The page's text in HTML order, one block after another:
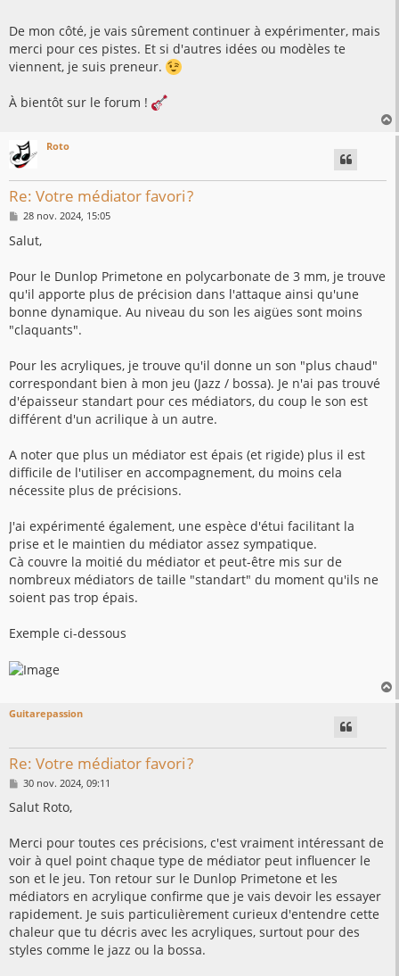
De mon côté, je vais sûrement continuer à expérimenter, mais
merci pour ces pistes. Et si d'autres idées ou modèles te
viennent, je suis preneur.
À bientôt sur le forum !
Roto
Re: Votre médiator favori ?
M
s
s
g
e
28 nov. 2024, 15:05
Salut,
Pour le Dunlop Primetone en polycarbonate de 3 mm, je trouve
qu'il apporte plus de précision dans l'attaque ainsi qu'une
bonne dynamique. Au niveau du son les aigües sont moins
"claquants".
Pour les acryliques, je trouve qu'il donne un son "plus chaud"
correspondant bien à mon jeu (Jazz / bossa). Je n'ai pas trouvé
d'épaisseur standart pour ces médiators, du coup le son est
différent d'un acrilique à un autre.
A noter que plus un médiator est épais (et rigide) plus il est
difficile de l'utiliser en accompagnement, du moins cela
nécessite plus de précisions.
J'ai expérimenté également, une espèce d'étui facilitant la
prise et le maintien du médiator assez sympatique.
Cà couvre la moitié du médiator et peut-être mis sur de
nombreux médiators de taille "standart" du moment qu'ils ne
soient pas trop épais.
Exemple ci-dessous
Guitarepassion
Re: Votre médiator favori ?
M
s
s
g
e
30 nov. 2024, 09:11
Salut Roto,
Merci pour toutes ces précisions, c'est vraiment intéressant de
voir à quel point chaque type de médiator peut influencer le
son et le jeu. Ton retour sur le Dunlop Primetone et les
médiators en acrylique confirme que je vais devoir les essayer
rapidement. Je suis particulièrement curieux d'entendre cette
chaleur que tu décris avec les acryliques, surtout pour des
styles comme le jazz ou la bossa.